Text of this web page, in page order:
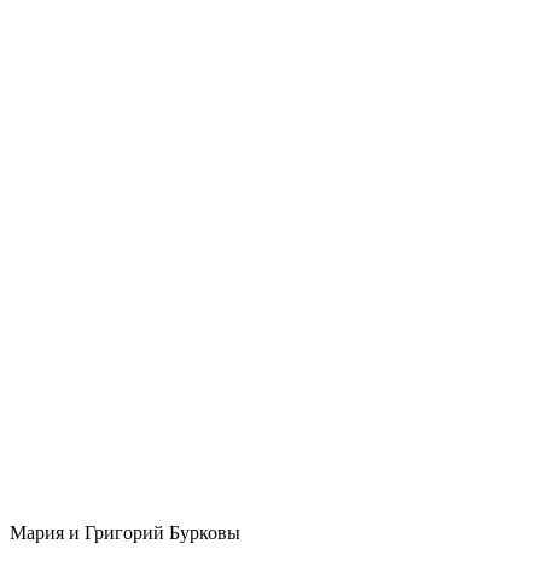
Мария и Григорий Бурковы